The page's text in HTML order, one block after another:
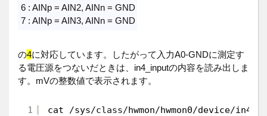
6 : AINp = AIN2, AINn = GND
7 : AINp = AIN3, AINn = GND
の4に対応しています。したがって入力A0-GNDに測定す
る電圧源をつないだときは、in4_inputの内容を読み出しま
す。mVの整数値で表示されます。
1 cat /sys/class/hwmon/hwmon0/device/